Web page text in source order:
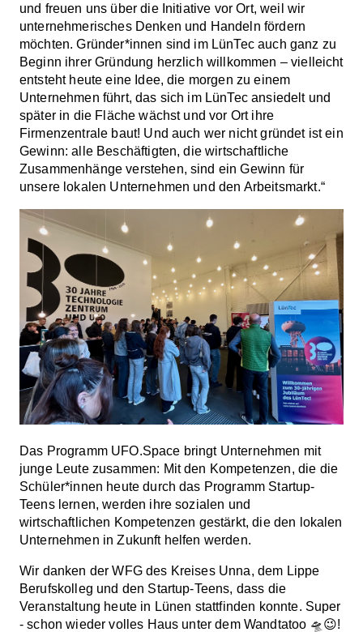
und freuen uns über die Initiative vor Ort, weil wir
unternehmerisches Denken und Handeln fördern
möchten. Gründer*innen sind im LünTec auch ganz zu
Beginn ihrer Gründung herzlich willkommen – vielleicht
entsteht heute eine Idee, die morgen zu einem
Unternehmen führt, das sich im LünTec ansiedelt und
später in die Fläche wächst und vor Ort ihre
Firmenzentrale baut! Und auch wer nicht gründet ist ein
Gewinn: alle Beschäftigten, die wirtschaftliche
Zusammenhänge verstehen, sind ein Gewinn für
unsere lokalen Unternehmen und den Arbeitsmarkt.“
Das Programm UFO.Space bringt Unternehmen mit
junge Leute zusammen: Mit den Kompetenzen, die die
Schüler*innen heute durch das Programm Startup-
Teens lernen, werden ihre sozialen und
wirtschaftlichen Kompetenzen gestärkt, die den lokalen
Unternehmen in Zukunft helfen werden.
Wir danken der WFG des Kreises Unna, dem Lippe
Berufskolleg und den Startup-Teens, dass die
Veranstaltung heute in Lünen stattfinden konnte. Super
- schon wieder volles Haus unter dem Wandtatoo 🛸😉!